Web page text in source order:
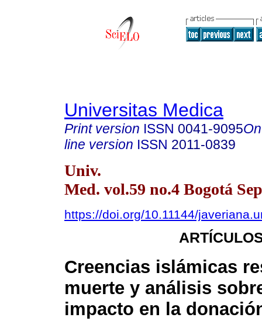
Universitas Medica
Print version ISSN 0041-9095
line version ISSN 2011-0839
Univ.
Med. vol.59 no.4 Bogotá
https://doi.org/10.11144/
Creencias islámicas
muerte y análisis
impacto en la